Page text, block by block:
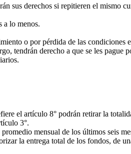
sus derechos si repitieren el mismo
a lo menos.
o por pérdida de las condiciones
tendrán derecho a que se les pague
el artículo 8° podrán retirar la
3°.
mensual de los últimos seis
la entrega total de los fondos, de